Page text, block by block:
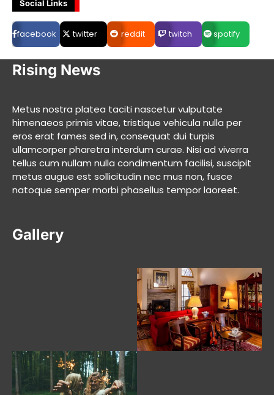
Social Links
facebook twitter reddit twitch spotify
Rising News
Metus nostra platea taciti nascetur vulputate
himenaeos primis vitae, tristique vehicula nulla per
eros erat fames sed in, consequat dui turpis
ullamcorper pharetra interdum curae. Nisi ad viverra
tellus cum nullam nulla condimentum facilisi, suscipit
metus augue est sollicitudin nec mus non, fusce
natoque semper morbi phasellus tempor laoreet.
Gallery